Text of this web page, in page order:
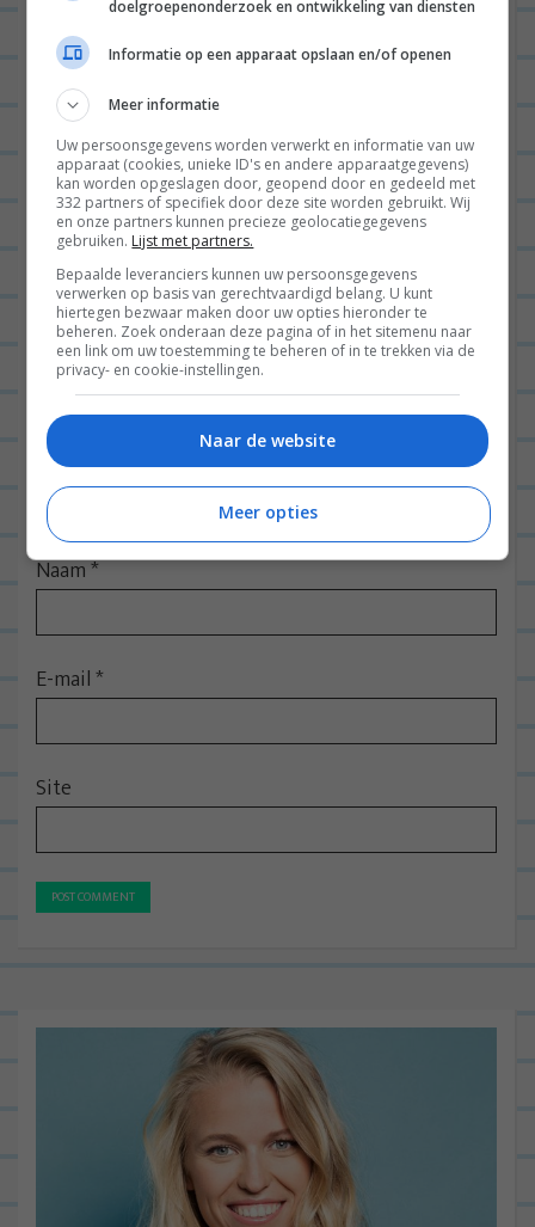
hahahaha. Maar geitenkaas
is wel een leuke suggestie
BEANTWOORDEN
Laat een reactie achter
Het e-mailadres wordt niet gepubliceerd.Vereiste
velden zijn gemarkeerd met*
Naam*
E-mail*
Site
doelgroepenonderzoek en ontwikkeling van diensten
Informatie op een apparaat opslaan en/of openen
Meer informatie
Uw persoonsgegevens worden verwerkt en informatie van uw
apparaat (cookies, unieke ID's en andere apparaatgegevens)
kan worden opgeslagen door, geopend door en gedeeld met
332 partners of specifiek door deze site worden gebruikt. Wij
en onze partners kunnen precieze geolocatiegegevens
gebruiken. Lijst met partners.
Bepaalde leveranciers kunnen uw persoonsgegevens
verwerken op basis van gerechtvaardigd belang. U kunt
hiertegen bezwaar maken door uw opties hieronder te
beheren. Zoek onderaan deze pagina of in het sitemenu naar
een link om uw toestemming te beheren of in te trekken via de
privacy- en cookie-instellingen.
Naar de website
Meer opties